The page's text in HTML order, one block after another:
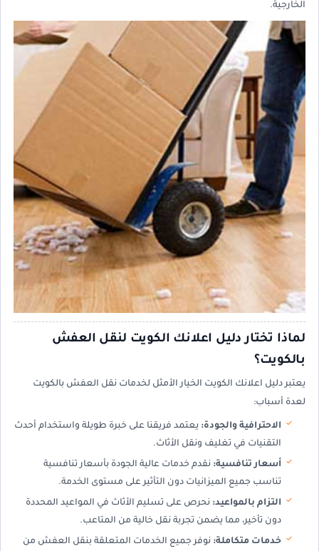
الخارجية.
لماذا تختار دليل اعلانك الكويت لنقل العفش
بالكويت؟
يعتبر دليل اعلانك الكويت الخيار الأمثل لخدمات نقل العفش بالكويت
لعدة أسباب:
الاحترافية والجودة: يعتمد فريقنا على خبرة طويلة واستخدام أحدث
التقنيات في تغليف ونقل الأثاث.
أسعار تنافسية: نقدم خدمات عالية الجودة بأسعار تنافسية
تناسب جميع الميزانيات دون التأثير على مستوى الخدمة.
التزام بالمواعيد: نحرص على تسليم الأثاث في المواعيد المحددة
دون تأخير، مما يضمن تجربة نقل خالية من المتاعب.
خدمات متكاملة: نوفر جميع الخدمات المتعلقة بنقل العفش من